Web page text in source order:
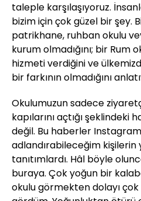
taleple karşılaşıyoruz.
bizim için çok güzel bir şey.
patrikhane, ruhban okulu
kurum olmadığını; bir Rum
hizmeti verdiğini ve
bir farkının olmadığını
Okulumuzun sadece
kapılarını açtığı şeklindeki
değil. Bu haberler
adlandırabileceğim kişilerin
tanıtımlardı. Hâl böyle
buraya. Çok yoğun bir
okulu görmekten dolayı çok